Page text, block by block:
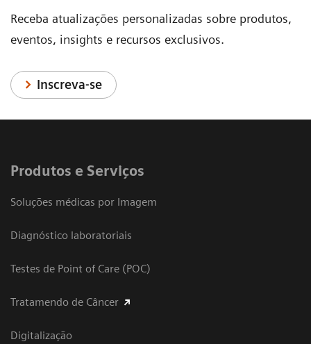
Receba atualizações personalizadas sobre produtos,
eventos, insights e recursos exclusivos.
Inscreva-se
Produtos e Serviços
Soluções médicas por Imagem
Diagnóstico laboratoriais
Testes de Point of Care (POC)
Tratamendo de Câncer
Digitalização